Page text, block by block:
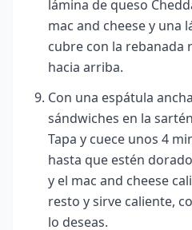
lámina de queso
mac and cheese y una
cubre con la rebanada
hacia arriba.
Con una espátula
sándwiches en la
Tapa y cuece unos 4
hasta que estén
y el mac and cheese
resto y sirve caliente,
lo deseas.